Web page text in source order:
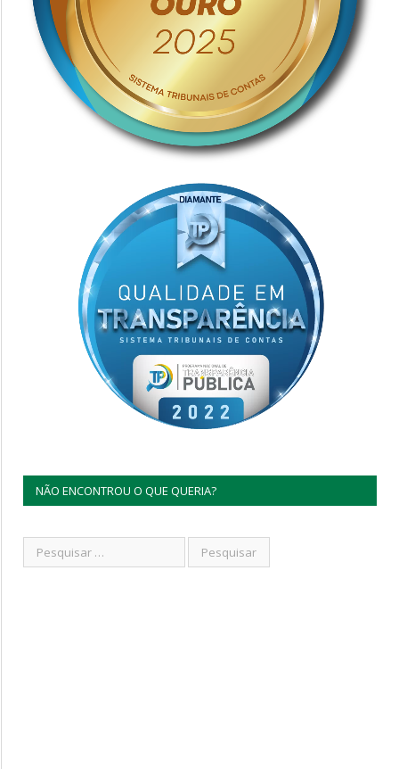
NÃO ENCONTROU O QUE QUERIA?